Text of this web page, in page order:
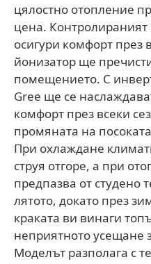
цялостно отопление
цена.
осигури комфорт през
йонизатор ще
помещението. С
Gree ще се
комфорт през всеки
промяната на
При охлаждане
струя отгоре, а при
предпазва от студено
лятото, докато през
краката ви винаги
неприятното усещане
Моделът разполага с